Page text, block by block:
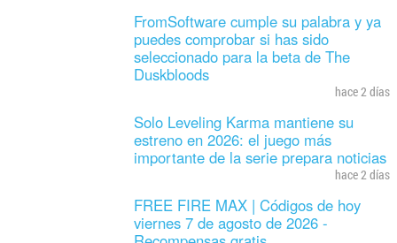
FromSoftware cumple su palabra y ya
puedes comprobar si has sido
seleccionado para la beta de The
Duskbloods
hace 2 días
Solo Leveling Karma mantiene su
estreno en 2026: el juego más
importante de la serie prepara noticias
hace 2 días
FREE FIRE MAX | Códigos de hoy
viernes 7 de agosto de 2026 -